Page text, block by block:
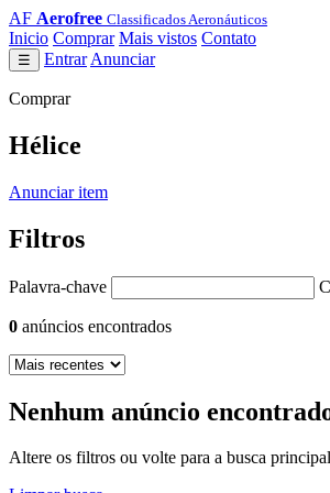
AF Aerofree Classificados Aeronáuticos
Inicio Comprar Mais vistos Contato
☰ Entrar Anunciar
Comprar
Hélice
Anunciar item
Filtros
Palavra-chave
0 anúncios encontrados
Nenhum anúncio
Altere os filtros ou volte para a busca